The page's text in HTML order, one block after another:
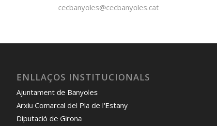
cecbanyoles@cecbanyoles.cat
ENLLAÇOS INSTITUCIONALS
Ajuntament de Banyoles
Arxiu Comarcal del Pla de l'Estany
Diputació de Girona